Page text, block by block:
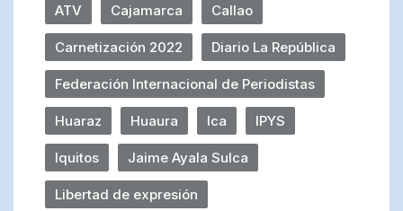
ATV Cajamarca Callao
Carnetización 2022 Diario La República
Federación Internacional de Periodistas
Huaraz Huaura Ica IPYS
Iquitos Jaime Ayala Sulca
Libertad de expresión